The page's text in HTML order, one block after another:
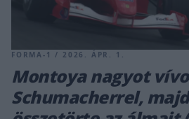
FORMA-1 / 2026. ÁPR. 1.
Montoya nagyot
Schumacherrel,